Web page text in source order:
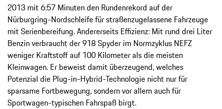
2013 mit 6:57 Minuten den Rundenrekord auf der
Nürburgring-Nordschleife für straßenzugelassene Fahrzeuge
mit Serienbereifung. Andererseits Effizienz: Mit rund drei Liter
Benzin verbraucht der 918 Spyder im Normzyklus NEFZ
weniger Kraftstoff auf 100 Kilometer als die meisten
Kleinwagen. Er beweist damit überzeugend, welches
Potenzial die Plug-in-Hybrid-Technologie nicht nur für
sparsame Fortbewegung, sondern vor allem auch für
Sportwagen-typischen Fahrspaß birgt.